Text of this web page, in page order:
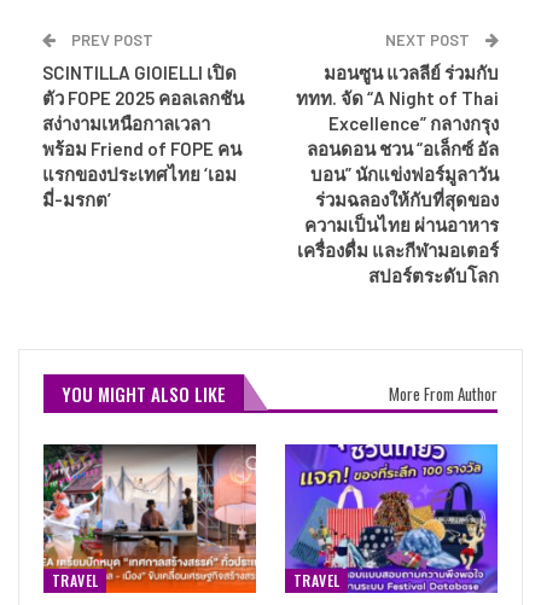
PREV POST
SCINTILLA GIOIELLI เปิด
ตัว FOPE 2025 คอลเลกชัน
สง่างามเหนือกาลเวลา
พร้อม Friend of FOPE คน
แรกของประเทศไทย ‘เอม
มี่-มรกต’
NEXT POST
มอนซูน แวลลีย์ ร่วมกับ
ททท. จัด “A Night of Thai
Excellence” กลางกรุง
ลอนดอน ชวน “อเล็กซ์ อัล
บอน” นักแข่งฟอร์มูลาวัน
ร่วมฉลองให้กับที่สุดของ
ความเป็นไทย ผ่านอาหาร
เครื่องดื่ม และกีฬามอเตอร์
สปอร์ตระดับโลก
YOU MIGHT ALSO LIKE More From Author
TRAVEL TRAVEL